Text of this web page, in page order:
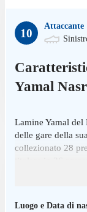
10
Attaccante
Yamal
Lamine Yamal del
delle gare della
collezionato 28
titolare in 26
vittoria per 1-0.
Luogo e Data di